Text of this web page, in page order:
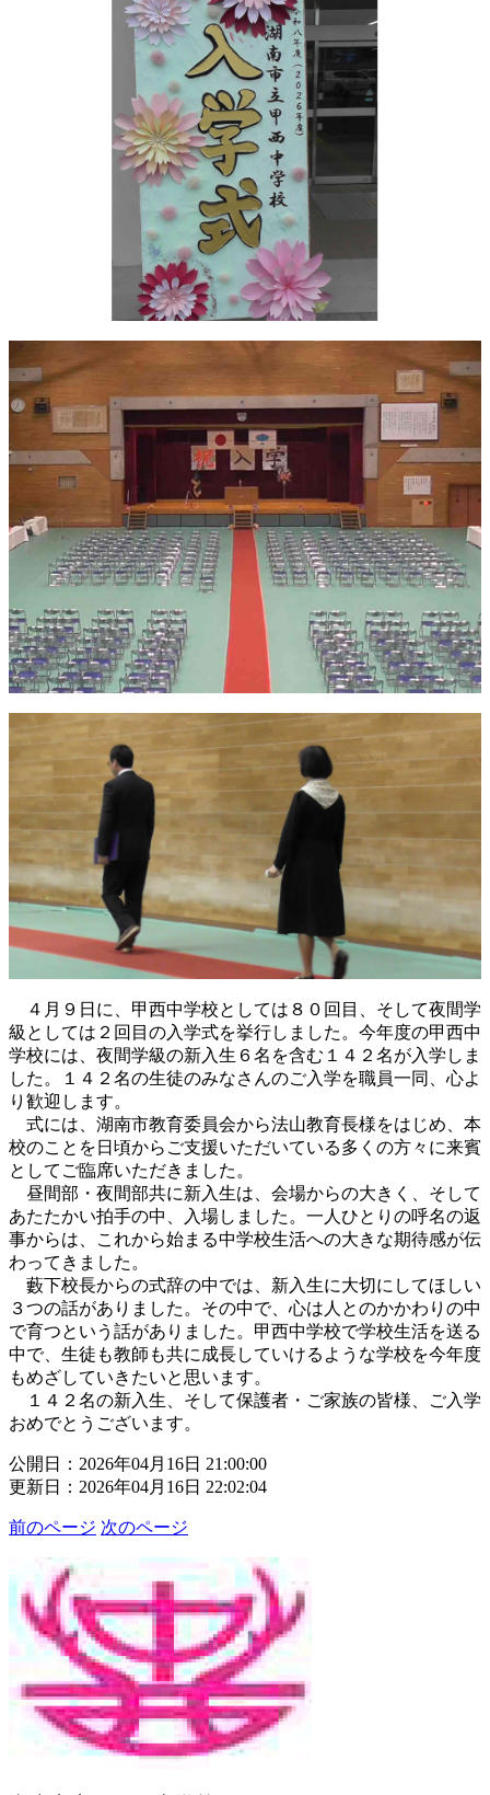
４月９日に、甲西中学校としては８０回目、そして夜間学
級としては２回目の入学式を挙行しました。今年度の甲西中
学校には、夜間学級の新入生６名を含む１４２名が入学しま
した。１４２名の生徒のみなさんのご入学を職員一同、心よ
り歓迎します。
式には、湖南市教育委員会から法山教育長様をはじめ、本
校のことを日頃からご支援いただいている多くの方々に来賓
としてご臨席いただきました。
昼間部・夜間部共に新入生は、会場からの大きく、そして
あたたかい拍手の中、入場しました。一人ひとりの呼名の返
事からは、これから始まる中学校生活への大きな期待感が伝
わってきました。
藪下校長からの式辞の中では、新入生に大切にしてほしい
３つの話がありました。その中で、心は人とのかかわりの中
で育つという話がありました。甲西中学校で学校生活を送る
中で、生徒も教師も共に成長していけるような学校を今年度
もめざしていきたいと思います。
１４２名の新入生、そして保護者・ご家族の皆様、ご入学
おめでとうございます。
公開日：2026年04月16日 21:00:00
更新日：2026年04月16日 22:02:04
前のページ 次のページ